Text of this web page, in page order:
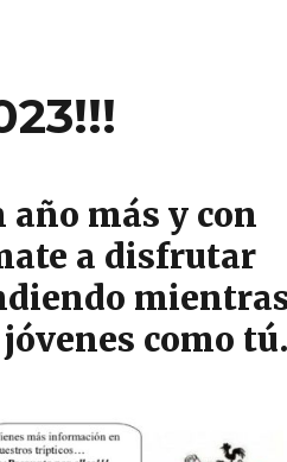
año más y con
a disfrutar
como tú.